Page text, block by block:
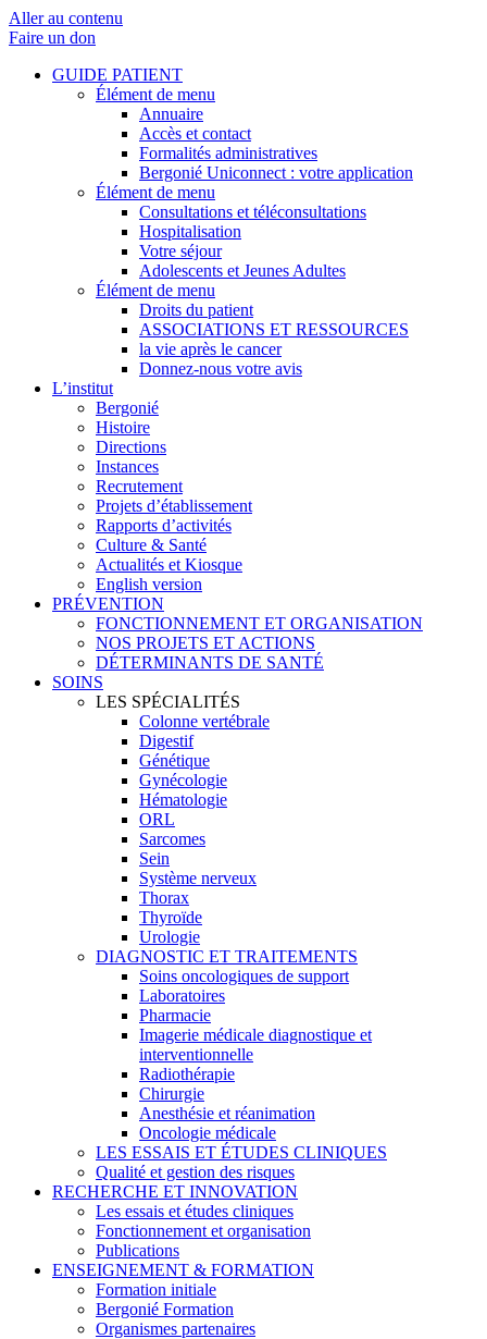
Aller au contenu
Faire un don
GUIDE PATIENT
Élément de menu
Annuaire
Accès et contact
Formalités administratives
Bergonié Uniconnect : votre application
Élément de menu
Consultations et téléconsultations
Hospitalisation
Votre séjour
Adolescents et Jeunes Adultes
Élément de menu
Droits du patient
ASSOCIATIONS ET RESSOURCES
la vie après le cancer
Donnez-nous votre avis
L’institut
Bergonié
Histoire
Directions
Instances
Recrutement
Projets d’établissement
Rapports d’activités
Culture & Santé
Actualités et Kiosque
English version
PRÉVENTION
FONCTIONNEMENT ET ORGANISATION
NOS PROJETS ET ACTIONS
DÉTERMINANTS DE SANTÉ
SOINS
LES SPÉCIALITÉS
Colonne vertébrale
Digestif
Génétique
Gynécologie
Hématologie
ORL
Sarcomes
Sein
Système nerveux
Thorax
Thyroïde
Urologie
DIAGNOSTIC ET TRAITEMENTS
Soins oncologiques de support
Laboratoires
Pharmacie
Imagerie médicale diagnostique et
interventionnelle
Radiothérapie
Chirurgie
Anesthésie et réanimation
Oncologie médicale
LES ESSAIS ET ÉTUDES CLINIQUES
Qualité et gestion des risques
RECHERCHE ET INNOVATION
Les essais et études cliniques
Fonctionnement et organisation
Publications
ENSEIGNEMENT & FORMATION
Formation initiale
Bergonié Formation
Organismes partenaires